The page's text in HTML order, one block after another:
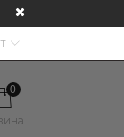
С 1 июля
0